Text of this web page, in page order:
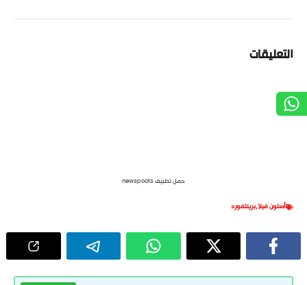
التعليقات
حمل تطبيق newspoots
أستون فيلا,برينتفورد